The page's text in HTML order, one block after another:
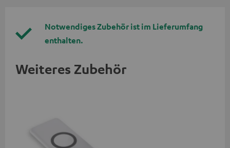
Notwendiges Zubehör ist im Lieferumfang
enthalten.
Weiteres Zubehör